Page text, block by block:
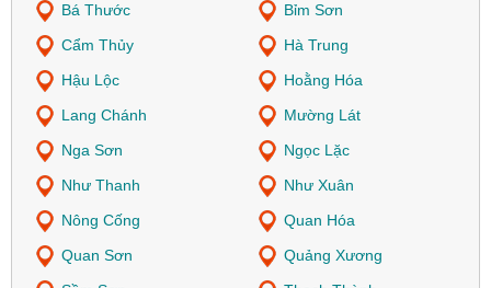
Bá Thước
Bỉm Sơn
Cẩm Thủy
Hà Trung
Hậu Lộc
Hoằng Hóa
Lang Chánh
Mường Lát
Nga Sơn
Ngọc Lặc
Như Thanh
Như Xuân
Nông Cống
Quan Hóa
Quan Sơn
Quảng Xương